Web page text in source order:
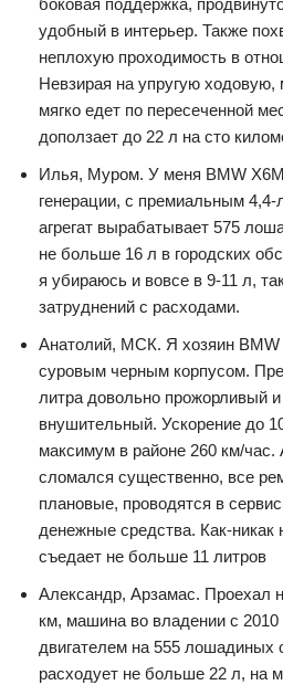
боковая поддержка,
удобный в интерьер. Также
неплохую проходимость в
Невзирая на упругую
мягко едет по пересеченной
доползает до 22 л на сто
Илья, Муром. У меня BMW
генерации, с премиальным
агрегат вырабатывает 575
не больше 16 л в городских
я убираюсь и вовсе в 9-11 л,
затруднений с расходами.
Анатолий, МСК. Я хозяин BMW
суровым черным корпусом.
литра довольно прожорливый
внушительный. Ускорение до
максимум в районе 260 км/
сломался существенно, все
плановые, проводятся в
денежные средства. Как-никак
съедает не больше 11 литров
Александр, Арзамас. Проехал
км, машина во владении с 2010
двигателем на 555 лошадиных
расходует не больше 22 л, на